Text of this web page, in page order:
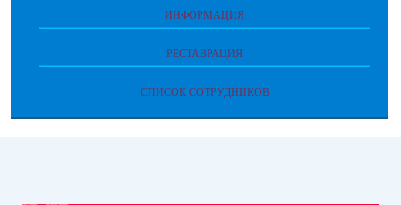
ИНФОРМАЦИЯ
РЕСТАВРАЦИЯ
СПИСОК СОТРУДНИКОВ